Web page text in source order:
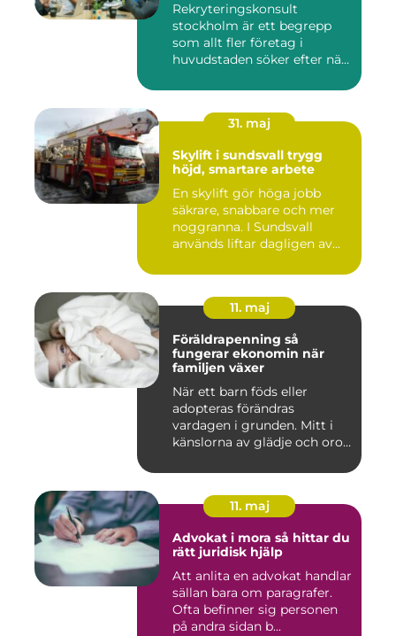
Rekryteringskonsult
stockholm är ett begrepp
som allt fler företag i
huvudstaden söker efter när
31. maj
Skylift i sundsvall trygg
höjd, smartare arbete
En skylift gör höga jobb
säkrare, snabbare och mer
noggranna. I Sundsvall
används liftar dagligen av...
11. maj
Föräldrapenning så
fungerar ekonomin när
familjen växer
När ett barn föds eller
adopteras förändras
vardagen i grunden. Mitt i
känslorna av glädje och oro
11. maj
Advokat i mora så hittar du
rätt juridisk hjälp
Att anlita en advokat handlar
sällan bara om paragrafer.
Ofta befinner sig personen
på andra sidan b...